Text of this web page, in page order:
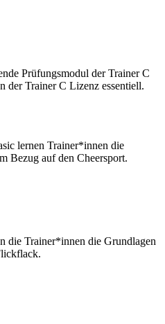
Prüfungsmodul der Trainer C
der Trainer C Lizenz essentiell.
lernen Trainer*innen die
Bezug auf den Cheersport.
die Trainer*innen die Grundlagen